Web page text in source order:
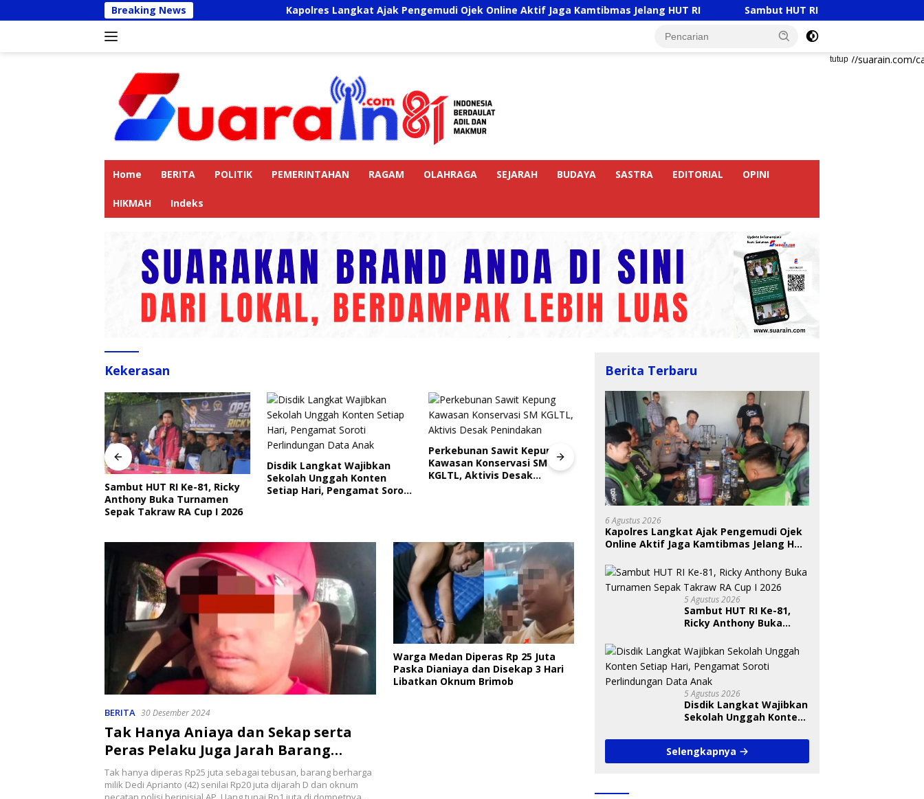
ke
Breaking News Kapolres Langkat Ajak Pengemudi Ojek Online Aktif Jaga Kamtibmas Jelang HUT RI Sambut HUT RI Ke-81, Ricky Anthony Buka
tutup
https://suarain.com/
Home BERITA POLITIK PEMERINTAHAN RAGAM OLAHRAGA SEJARAH BUDAYA SASTRA EDITORIAL OPINI
HIKMAH Indeks
Kekerasan
Sambut HUT RI Ke-81, Ricky
Anthony Buka Turnamen
Sepak Takraw RA Cup I 2026
Disdik Langkat Wajibkan
Sekolah Unggah Konten
Setiap Hari, Pengamat Soroti
Perkebunan Sawit Kepung
Kawasan Konservasi SM
KGLTL, Aktivis Desak
Indri Nugraheni: Festival
Sayang Anak Harus Jadi
Gerakan Berkelanjutan
Perlindungan Anak
BKSDA Segera Evaluasi
Perkebunan Sawit di
Kawasan Konservasi di
Langkat
BERITA 30 Desember 2024
Tak Hanya Aniaya dan Sekap serta
Peras Pelaku Juga Jarah Barang
Berharga Koban
Tak hanya diperas Rp25 juta sebagai tebusan, barang berharga
milik Dedi Aprianto (42) senilai Rp20 juta dijarah D dan oknum
Warga Medan Diperas Rp 25 Juta
Paska Dianiaya dan Disekap 3 Hari
Libatkan Oknum Brimob
Berita Terbaru
6 Agustus 2026
Kapolres Langkat Ajak Pengemudi Ojek
Online Aktif Jaga Kamtibmas Jelang HUT
5 Agustus 2026
Sambut HUT RI Ke-81,
Ricky Anthony Buka
Takraw RA Cup I 2026
5 Agustus 2026
Disdik Langkat Wajibkan
Sekolah Unggah Konten
Soroti Perlindungan
Data Anak
Selengkapnya